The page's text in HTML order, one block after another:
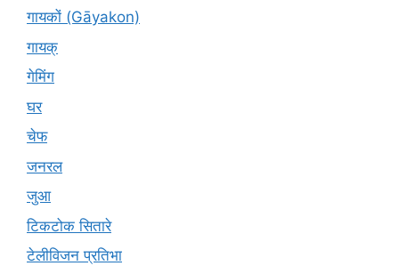
गायकों (Gāyakon)
गायक्
गेमिंग
घर
चेफ
जनरल
जुआ
टिकटोक सितारे
टेलीविजन प्रतिभा